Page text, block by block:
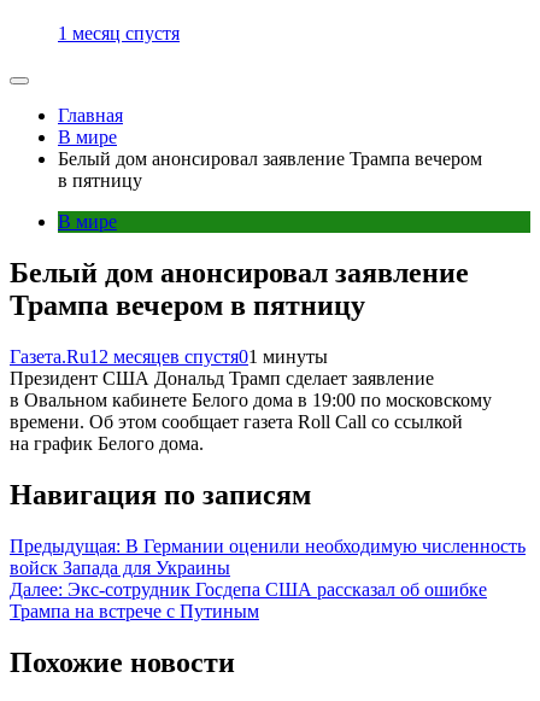
1 месяц спустя
Главная
В мире
Белый дом анонсировал заявление Трампа вечером
в пятницу
В мире
Белый дом анонсировал заявление
Трампа вечером в пятницу
Газета.Ru12 месяцев спустя01 минуты
Президент США Дональд Трамп сделает заявление
в Овальном кабинете Белого дома в 19:00 по московскому
времени. Об этом сообщает газета Roll Call со ссылкой
на график Белого дома.
Навигация по записям
Предыдущая: В Германии оценили необходимую численность
войск Запада для Украины
Далее: Экс-сотрудник Госдепа США рассказал об ошибке
Трампа на встрече с Путиным
Похожие новости